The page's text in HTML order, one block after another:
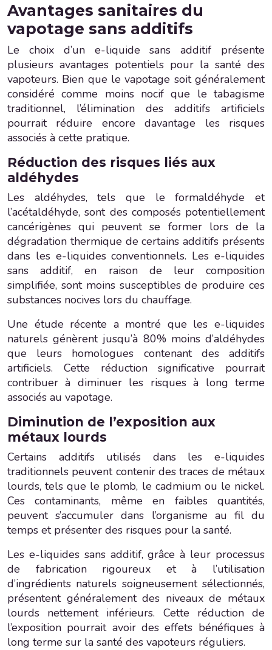
Avantages sanitaires du
vapotage sans additifs
Le choix d’un e-liquide sans additif présente
plusieurs avantages potentiels pour la santé des
vapoteurs. Bien que le vapotage soit généralement
considéré comme moins nocif que le tabagisme
traditionnel, l’élimination des additifs artificiels
pourrait réduire encore davantage les risques
associés à cette pratique.
Réduction des risques liés aux
aldéhydes
Les aldéhydes, tels que le formaldéhyde et
l’acétaldéhyde, sont des composés potentiellement
cancérigènes qui peuvent se former lors de la
dégradation thermique de certains additifs présents
dans les e-liquides conventionnels. Les e-liquides
sans additif, en raison de leur composition
simplifiée, sont moins susceptibles de produire ces
substances nocives lors du chauffage.
Une étude récente a montré que les e-liquides
naturels génèrent jusqu’à 80% moins d’aldéhydes
que leurs homologues contenant des additifs
artificiels. Cette réduction significative pourrait
contribuer à diminuer les risques à long terme
associés au vapotage.
Diminution de l’exposition aux
métaux lourds
Certains additifs utilisés dans les e-liquides
traditionnels peuvent contenir des traces de métaux
lourds, tels que le plomb, le cadmium ou le nickel.
Ces contaminants, même en faibles quantités,
peuvent s’accumuler dans l’organisme au fil du
temps et présenter des risques pour la santé.
Les e-liquides sans additif, grâce à leur processus
de fabrication rigoureux et à l’utilisation
d’ingrédients naturels soigneusement sélectionnés,
présentent généralement des niveaux de métaux
lourds nettement inférieurs. Cette réduction de
l’exposition pourrait avoir des effets bénéfiques à
long terme sur la santé des vapoteurs réguliers.